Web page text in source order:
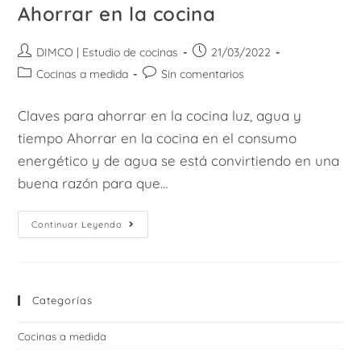
Ahorrar en la cocina
Autor
de
DIMCO | Estudio de cocinas
Publicación
21/03/2022
Categoría
entrada:
Cocinas a medida
Comentarios
entrada:
Sin comentarios
Claves para ahorrar en la cocina luz, agua y
tiempo Ahorrar en la cocina en el consumo
energético y de agua se está convirtiendo en una
buena razón para que…
Continuar Leyendo Ahorrar
En
Categorías
Cocinas a medida